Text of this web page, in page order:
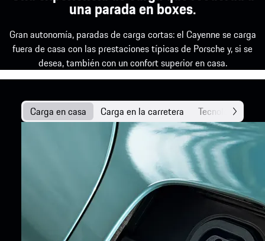
una parada en boxes.
Gran autonomía, paradas de carga cortas: el Cayenne se carga
fuera de casa con las prestaciones típicas de Porsche y, si se
desea, también con un confort superior en casa.
Carga en casa Carga en la carretera Tecnología